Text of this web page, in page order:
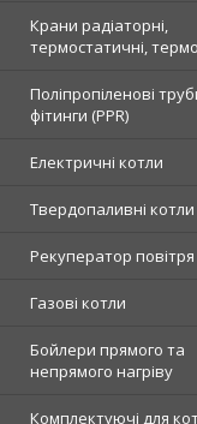
Крани радіаторні,
термостатичні,
Поліпропіленові
фітинги (PPR)
Електричні котли
Твердопаливні котли
Рекуператор
Газові котли
Бойлери прямого та
непрямого нагріву
Комплектуючі для